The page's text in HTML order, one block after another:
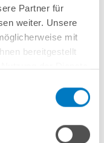
Partner für
weiter. Unsere
mit
bereitgestellt
Nut im Ventilinneren
und Ventil ab.
Merken